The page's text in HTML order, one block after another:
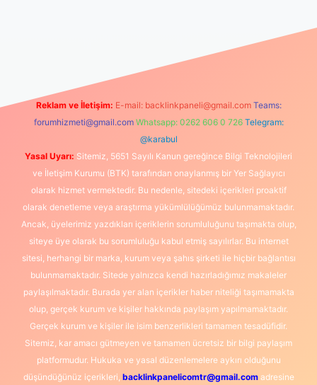
Reklam ve İletişim: E-mail: backlinkpaneli@gmail.com Teams:
forumhizmeti@gmail.com Whatsapp: 0262 606 0 726 Telegram:
@karabul
Yasal Uyarı: Sitemiz, 5651 Sayılı Kanun gereğince Bilgi Teknolojileri
ve İletişim Kurumu (BTK) tarafından onaylanmış bir Yer Sağlayıcı
olarak hizmet vermektedir. Bu nedenle, sitedeki içerikleri proaktif
olarak denetleme veya araştırma yükümlülüğümüz bulunmamaktadır.
Ancak, üyelerimiz yazdıkları içeriklerin sorumluluğunu taşımakta olup,
siteye üye olarak bu sorumluluğu kabul etmiş sayılırlar. Bu internet
sitesi, herhangi bir marka, kurum veya şahıs şirketi ile hiçbir bağlantısı
bulunmamaktadır. Sitede yalnızca kendi hazırladığımız makaleler
paylaşılmaktadır. Burada yer alan içerikler haber niteliği taşımamakta
olup, gerçek kurum ve kişiler hakkında paylaşım yapılmamaktadır.
Gerçek kurum ve kişiler ile isim benzerlikleri tamamen tesadüfidir.
Sitemiz, kar amacı gütmeyen ve tamamen ücretsiz bir bilgi paylaşım
platformudur. Hukuka ve yasal düzenlemelere aykırı olduğunu
düşündüğünüz içerikleri, backlinkpanelicomtr@gmail.comadresine